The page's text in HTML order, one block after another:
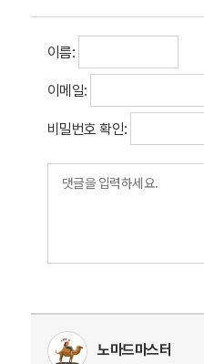
이름:
이메일:
비밀번호 확인:
노마드마스터